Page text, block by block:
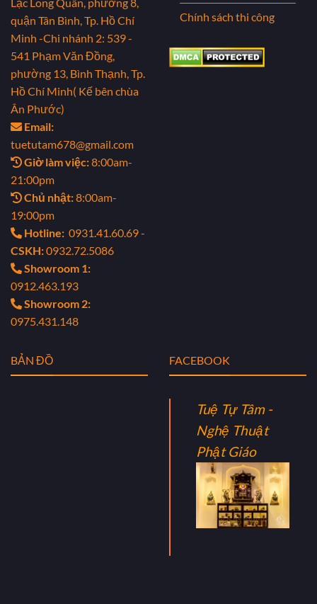
Lạc Long Quân, phường 8,
quận Tân Bình, Tp. Hồ Chí
Minh -Chi nhánh 2: 539 -
541 Phạm Văn Đồng,
phường 13, Bình Thạnh, Tp.
Hồ Chí Minh( Kế bên chùa
Ân Phước)
Email:
tuetutam678@gmail.com
Giờ làm việc:8:00am-
21:00pm
Chủ nhật:8:00am-
19:00pm
Hotline: 0931.41.60.69 -
CSKH:0932.72.5086
Showroom 1:
0912.463.193
Showroom 2:
0975.431.148
Chính sách thi công
BẢN ĐỒ FACEBOOK
Tuệ Tự Tâm -
Nghệ Thuật
Phật Giáo